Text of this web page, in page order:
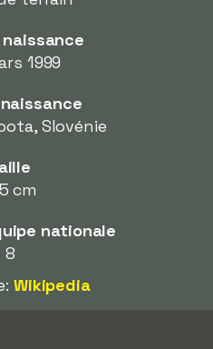
1999
Slovénie
cm
nationale
8
Wikipedia